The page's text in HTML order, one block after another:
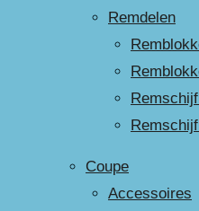
Remdelen
Coupe
Accessoires